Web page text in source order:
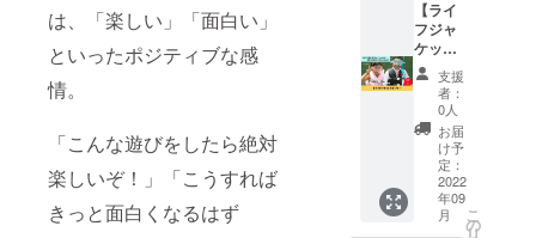
は、「楽しい」「面白い」
といったポジティブな感
情。
「こんな遊びをしたら絶対
楽しいぞ！」「こうすれば
きっと面白くなるはず
l.org/ ※
掲載内
容は
メール
にて打
合せさ
せてい
ただき
ます。
※ネット
ワーク
販売や
に企業
スポン
サーと
して企
業名、
企業の
ホーム
ページ
のリン
クを掲
載させ
ていた
【ライ
フジャ
ケット
スポン
サー】
川遊び
の際に
使うラ
イフ
ジャ
ケット
に、企
支援
者：
0人
お届
け予
定：
2022
年09
月
こ
の
リ